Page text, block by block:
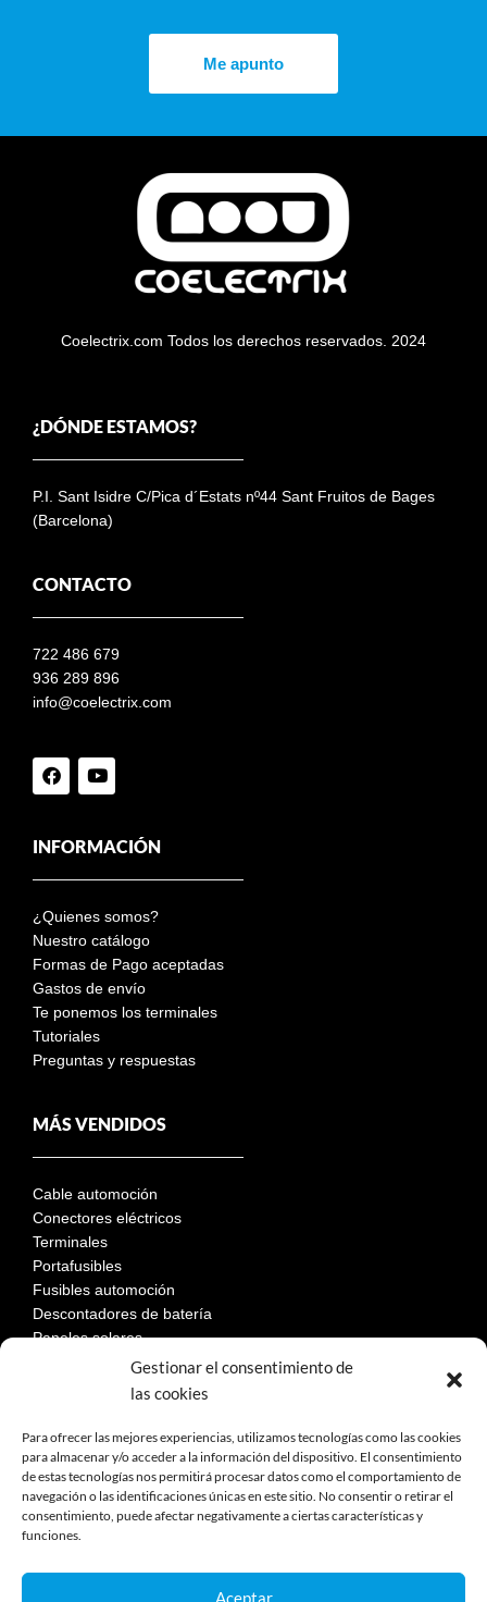
Gestionar el consentimiento de
las cookies
Para ofrecer las mejores experiencias, utilizamos tecnologías como las cookies
para almacenar y/o acceder a la información del dispositivo. El consentimiento
de estas tecnologías nos permitirá procesar datos como el comportamiento de
navegación o las identificaciones únicas en este sitio. No consentir o retirar el
consentimiento, puede afectar negativamente a ciertas características y
funciones.
Aceptar
Me apunto
Coelectrix.com Todos los derechos reservados. 2024
¿DÓNDE ESTAMOS?
P.I. Sant Isidre C/Pica d´Estats nº44 Sant Fruitos de Bages
(Barcelona)
CONTACTO
722 486 679
936 289 896
info@coelectrix.com
INFORMACIÓN
¿Quienes somos?
Nuestro catálogo
Formas de Pago aceptadas
Gastos de envío
Te ponemos los terminales
Tutoriales
Preguntas y respuestas
MÁS VENDIDOS
Cable automoción
Conectores eléctricos
Terminales
Portafusibles
Fusibles automoción
Descontadores de batería
Paneles solares
Aviso Legal
Política de privacidad
Política de cookies
Términos y condiciones de compra